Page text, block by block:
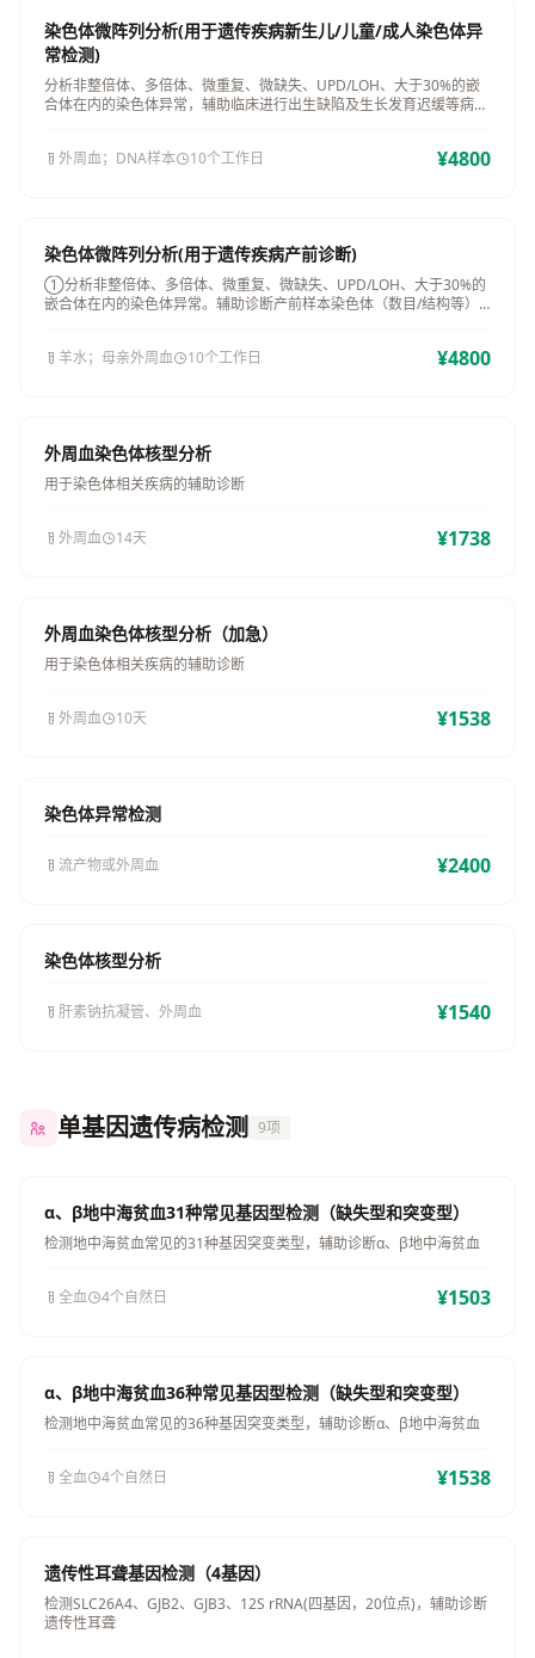
染色体微阵列分析(用于遗传疾病新生儿/儿童/成人染色体异
常检测)
分析非整倍体、多倍体、微重复、微缺失、UPD/LOH、大于30%的嵌
合体在内的染色体异常，辅助临床进行出生缺陷及生长发育迟缓等病因
外周血；DNA样本
10个工作日 ¥4800
染色体微阵列分析(用于遗传疾病产前诊断)
①分析非整倍体、多倍体、微重复、微缺失、UPD/LOH、大于30%的
嵌合体在内的染色体异常。辅助诊断产前样本染色体（数目/结构等）
羊水；母亲外周血
10个工作日 ¥4800
外周血染色体核型分析
用于染色体相关疾病的辅助诊断
外周血 14天 ¥1738
外周血染色体核型分析（加急）
用于染色体相关疾病的辅助诊断
外周血 10天 ¥1538
染色体异常检测
流产物或外周血 ¥2400
染色体核型分析
肝素钠抗凝管、外周血 ¥1540
单基因遗传病检测 9项
α、β地中海贫血31种常见基因型检测（缺失型和突变型）
检测地中海贫血常见的31种基因突变类型，辅助诊断α、β地中海贫血
全血 4个自然日 ¥1503
α、β地中海贫血36种常见基因型检测（缺失型和突变型）
检测地中海贫血常见的36种基因突变类型，辅助诊断α、β地中海贫血
全血 4个自然日 ¥1538
遗传性耳聋基因检测（4基因）
检测SLC26A4、GJB2、GJB3、12S rRNA(四基因，20位点)，辅助诊断
遗传性耳聋